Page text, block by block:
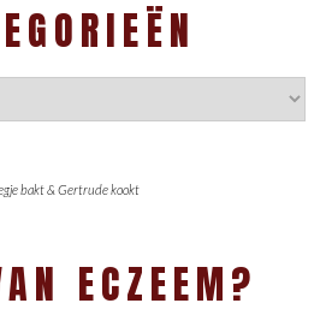
bakt & Gertrude kookt
ECZEEM?